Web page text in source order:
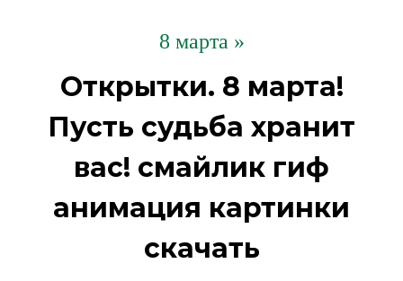
8 марта »
Открытки. 8 марта!
Пусть судьба хранит
вас! смайлик гиф
анимация картинки
скачать